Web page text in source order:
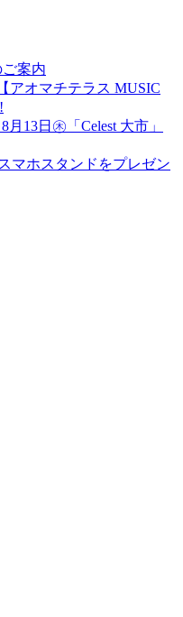
案内
アオマチテラス MUSIC
月13日㊍「Celest 大市」
マホスタンドをプレゼン